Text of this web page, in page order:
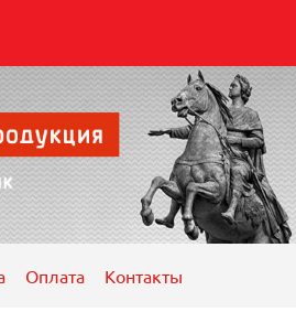
Оплата Контакты